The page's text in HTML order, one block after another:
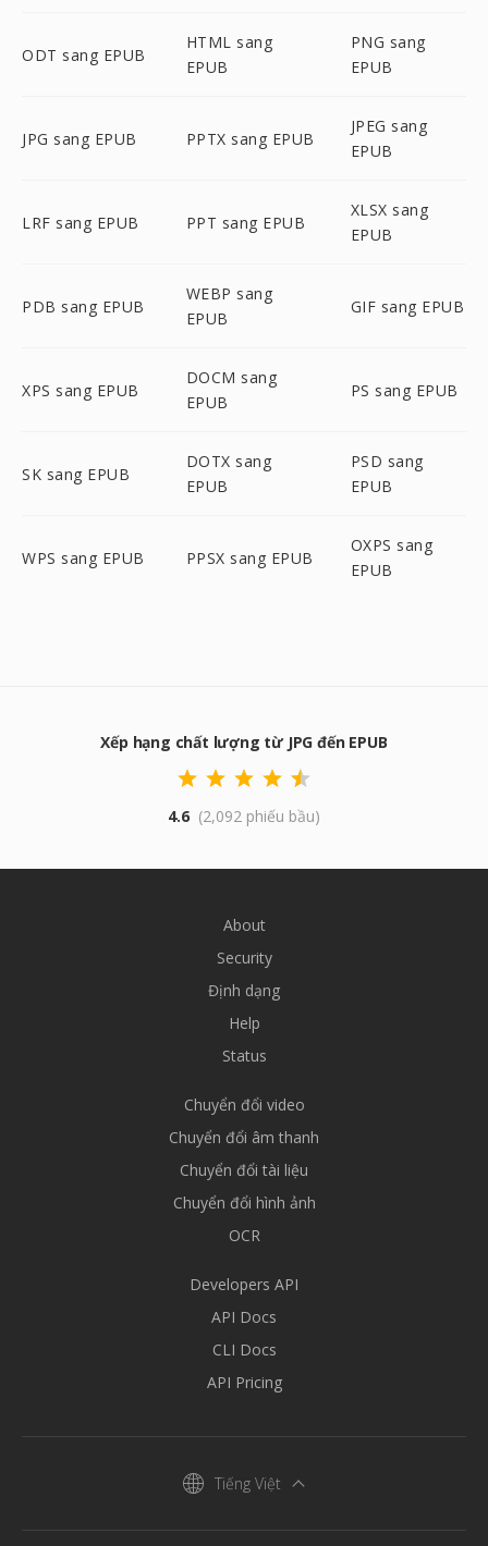
ODT sang EPUB
HTML sang
EPUB
PNG sang
EPUB
JPG sang EPUB PPTX sang EPUB
JPEG sang
EPUB
LRF sang EPUB PPT sang EPUB
XLSX sang
EPUB
PDB sang EPUB
WEBP sang
EPUB
GIF sang EPUB
XPS sang EPUB
DOCM sang
EPUB
PS sang EPUB
SK sang EPUB
DOTX sang
EPUB
PSD sang
EPUB
WPS sang EPUB PPSX sang EPUB
OXPS sang
EPUB
Xếp hạng chất lượng từ JPG đến EPUB
4.6 (2,092 phiếu bầu)
About
Security
Định dạng
Help
Status
Chuyển đổi video
Chuyển đổi âm thanh
Chuyển đổi tài liệu
Chuyển đổi hình ảnh
OCR
Developers API
API Docs
CLI Docs
API Pricing
Tiếng Việt